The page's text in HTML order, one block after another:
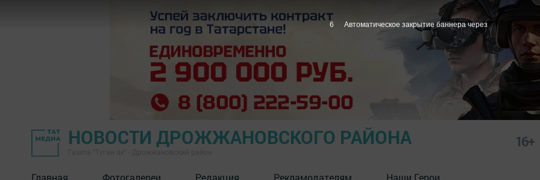
НОВОСТИ ДРОЖЖАНОВСКОГО РАЙОНА 16+
Главная Фотогалереи Редакция Рекламодателям Наши Герои
5 Автоматическое закрытие баннера через